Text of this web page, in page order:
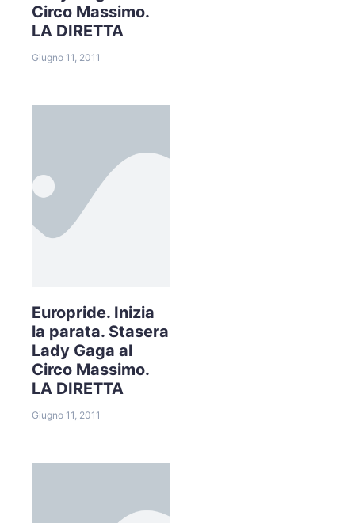
Circo Massimo.
LA DIRETTA
Giugno 11, 2011
Europride. Inizia
la parata. Stasera
Lady Gaga al
Circo Massimo.
LA DIRETTA
Giugno 11, 2011